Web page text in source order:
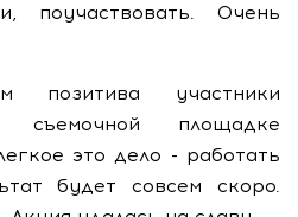
поучаствовать. Очень
участники
съемочной площадке
это дело - работать
будет совсем скоро.